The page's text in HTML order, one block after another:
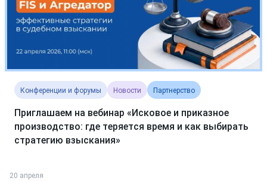
Конференции и форумы Новости Партнерство
Приглашаем на вебинар «Исковое и приказное
производство: где теряется время и как выбирать
стратегию взыскания»
20 апреля